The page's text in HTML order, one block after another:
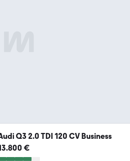
Q3 2.0 TDI 120 CV Business
€